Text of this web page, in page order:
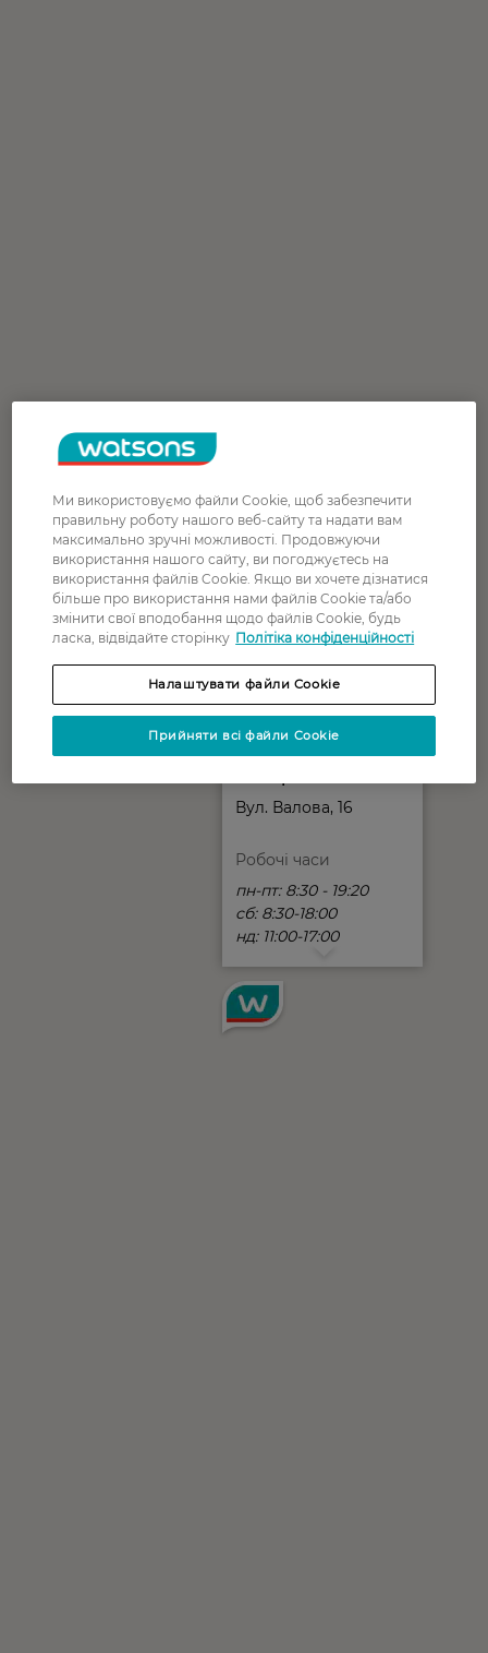
Ми використовуємо файли Cookie, щоб забезпечити
правильну роботу нашого веб-сайту та надати вам
максимально зручні можливості. Продовжуючи
використання нашого сайту, ви погоджуєтесь на
використання файлів Cookie. Якщо ви хочете дізнатися
більше про використання нами файлів Cookie та/або
змінити свої вподобання щодо файлів Cookie, будь
ласка, відвідайте сторінку Політіка конфіденційності
Налаштувати файли Cookie
Прийняти всі файли Cookie